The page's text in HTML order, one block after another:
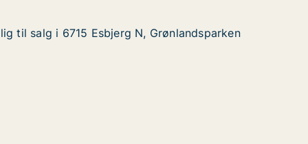
Esbjerg N, Grønlandsparken
til salg i 6715 Esbjerg N, Grønlandsparken
til salg i 6715 Esbjerg N, Grønlandsparken